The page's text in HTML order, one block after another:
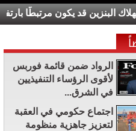
قد يكون مرتبطًا بارتفاع أسعاره
الرواد ضمن قائمة فوربس
لأقوى الرؤساء التنفيذيين
في الشرق...
اجتماع حكومي في العقبة
لتعزيز جاهزية منظومة